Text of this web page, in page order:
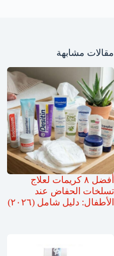
مقالات مشابهة
أفضل ٨ كريمات لعلاج
تسلخات الحفاض عند
الأطفال: دليل شامل (٢٠٢٦)